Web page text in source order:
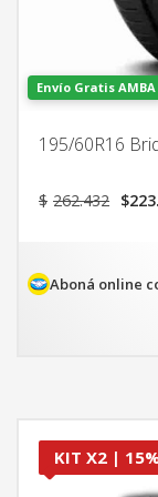
Envío Gratis AMBA
195/60R16
$ 262.432 El
$
Aboná online
KIT X2 |